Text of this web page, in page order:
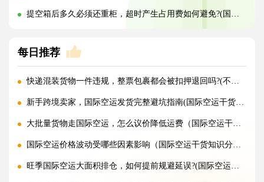
提空箱后多久必须还重柜，超时产生占用费如何避免?(国际海运干货知识分享)
每日推荐
快递混装货物一件违规，整票包裹都会被扣押退回吗?(不清楚的外贸人看过来)
新手跨境卖家，国际空运发货完整避坑指南(国际空运干货知识分享)
大批量货物走国际空运，怎么议价降低运费（国际空运干货知识分享）
国际空运价格波动受哪些因素影响（国际空运干货知识分享）
旺季国际空运大面积排仓，如何提前规避延误?(国际空运干货知识分享)